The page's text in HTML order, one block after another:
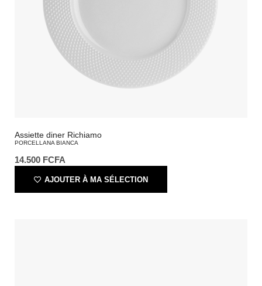
Assiette diner Richiamo
PORCELLANA BIANCA
14.500 FCFA
AJOUTER À MA SÉLECTION